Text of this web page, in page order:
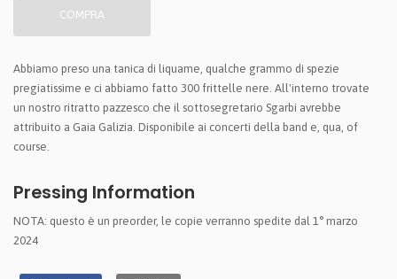
COMPRA
Abbiamo preso una tanica di liquame, qualche grammo di spezie
pregiatissime e ci abbiamo fatto 300 frittelle nere. All'interno trovate
un nostro ritratto pazzesco che il sottosegretario Sgarbi avrebbe
attribuito a Gaia Galizia. Disponibile ai concerti della band e, qua, of
course.
Pressing Information
NOTA: questo è un preorder, le copie verranno spedite dal 1° marzo
2024